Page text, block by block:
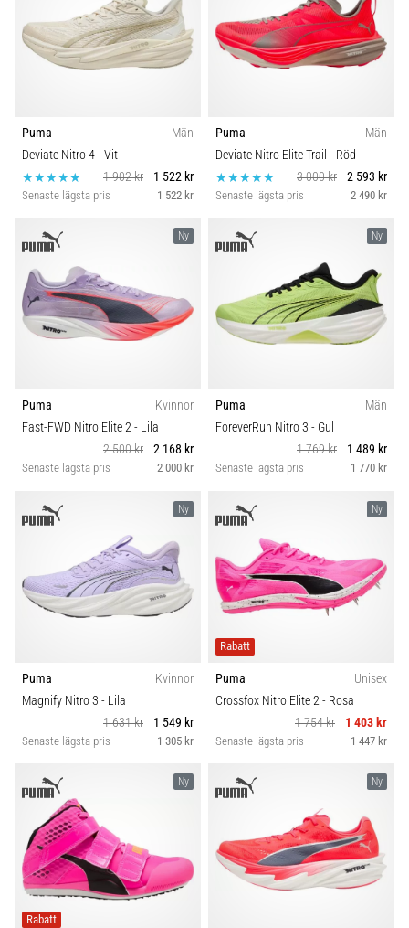
känt
som
iliotibialbandssyndrom
ett
mycket
vanligt
hälsoproblem
löpare
drabbas
av.
Vad…
artiklar
Puma
Män
Deviate Nitro 4- Vit
1 902 kr
1 522 kr
Senaste lägsta pris 1 522 kr
Puma
Män
Deviate Nitro Elite Trail - Röd
3 000 kr
2 593 kr
Senaste lägsta pris 2 490 kr
Ny
Puma
Kvinnor
Fast-FWD Nitro Elite 2- Lila
2 500 kr
2 168 kr
Senaste lägsta pris 2 000 kr
Ny
Puma
Män
ForeverRun Nitro 3 - Gul
1 769 kr
1 489 kr
Senaste lägsta pris 1 770 kr
Ny
Puma
Kvinnor
Magnify Nitro 3 - Lila
1 631 kr
1 549 kr
Senaste lägsta pris 1 305 kr
Ny
Rabatt
Puma
Unisex
Crossfox Nitro Elite 2- Rosa
1 754 kr
1 403 kr
Senaste lägsta pris 1 447 kr
Ny
Rabatt
Ny